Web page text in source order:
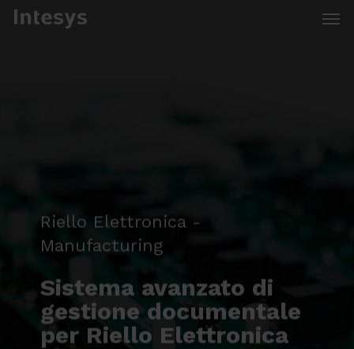
Skip
Riello Elettronica -
Manufacturing
Sistema avanzato di
gestione documentale
per Riello Elettronica